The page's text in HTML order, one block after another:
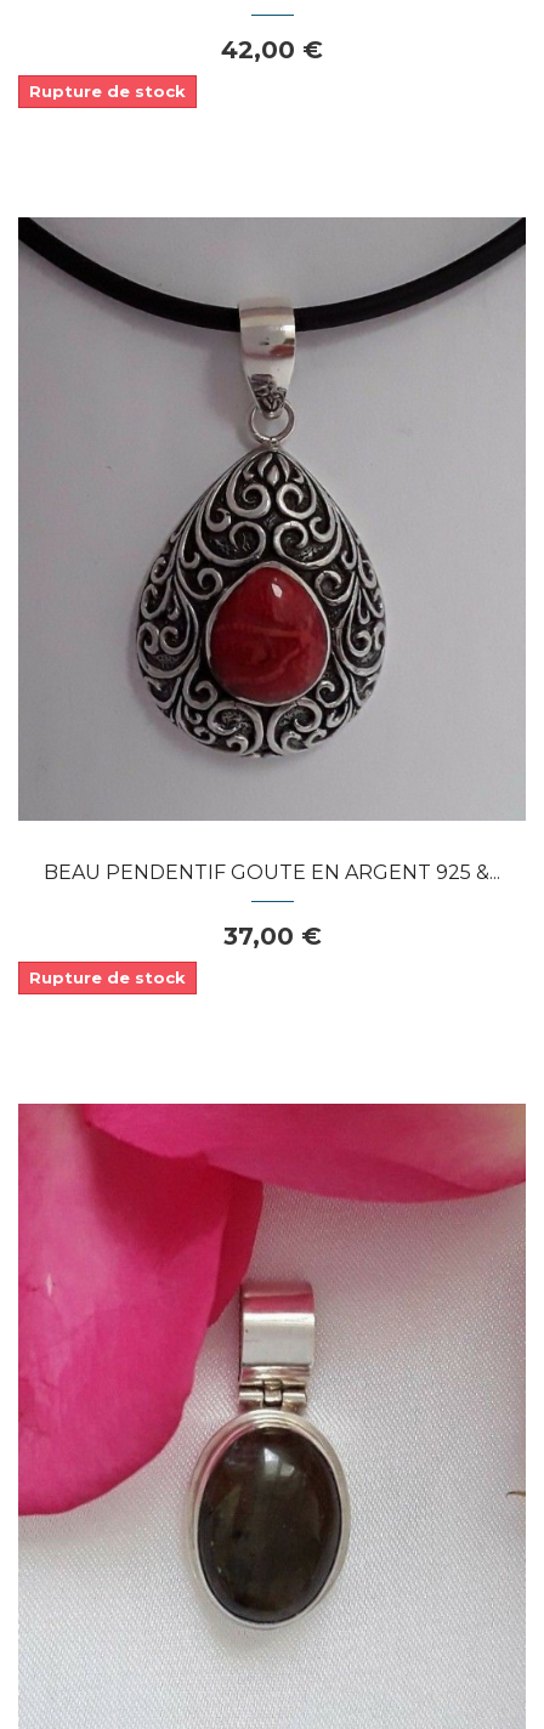
42,00 €
Rupture de stock
Dans mon panier
APERÇU RAPIDE
BEAU PENDENTIF GOUTE EN ARGENT 925 &...
37,00 €
Rupture de stock
Dans mon panier
APERÇU RAPIDE